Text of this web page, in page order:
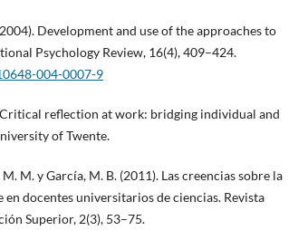
Development and use of the approaches to
Psychology Review, 16(4), 409–424.
004-0007-9
reflection at work: bridging individual and
of Twente.
M. y García, M. B. (2011). Las creencias sobre la
en docentes universitarios de ciencias. Revista
Superior, 2(3), 53–75.